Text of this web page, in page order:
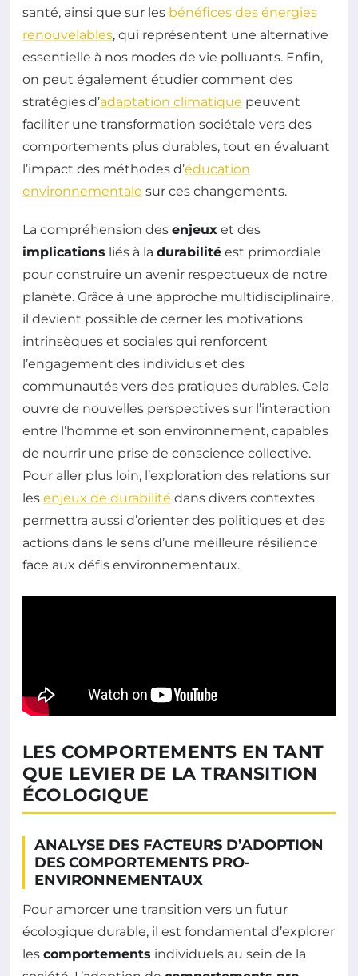
santé, ainsi que sur les bénéfices des énergies
renouvelables, qui représentent une alternative
essentielle à nos modes de vie polluants. Enfin,
on peut également étudier comment des
stratégies d’adaptation climatique peuvent
faciliter une transformation sociétale vers des
comportements plus durables, tout en évaluant
l’impact des méthodes d’éducation
environnementale sur ces changements.
La compréhension des enjeux et des
implications liés à la durabilité est primordiale
pour construire un avenir respectueux de notre
planète. Grâce à une approche multidisciplinaire,
il devient possible de cerner les motivations
intrinsèques et sociales qui renforcent
l’engagement des individus et des
communautés vers des pratiques durables. Cela
ouvre de nouvelles perspectives sur l’interaction
entre l’homme et son environnement, capables
de nourrir une prise de conscience collective.
Pour aller plus loin, l’exploration des relations sur
les enjeux de durabilité dans divers contextes
permettra aussi d’orienter des politiques et des
actions dans le sens d’une meilleure résilience
face aux défis environnementaux.
LES COMPORTEMENTS EN TANT
QUE LEVIER DE LA TRANSITION
ÉCOLOGIQUE
ANALYSE DES FACTEURS D’ADOPTION
DES COMPORTEMENTS PRO-
ENVIRONNEMENTAUX
Pour amorcer une transition vers un futur
écologique durable, il est fondamental d’explorer
les comportements individuels au sein de la